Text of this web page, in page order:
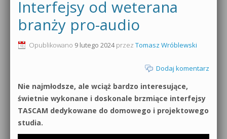
Interfejsy od weterana
branży pro-audio
Opublikowano 9 lutego 2024przez Tomasz Wróblewski
Dodaj komentarz
Nie najmłodsze, ale wciąż bardzo interesujące,
świetnie wykonane i doskonale brzmiące interfejsy
TASCAM dedykowane do domowego i projektowego
studia.